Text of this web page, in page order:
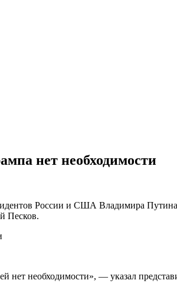
нет необходимости
России и США Владимира
Песков.
нет необходимости», — указал